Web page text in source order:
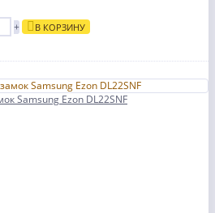
+ В КОРЗИНУ
Samsung Ezon DL22SNF